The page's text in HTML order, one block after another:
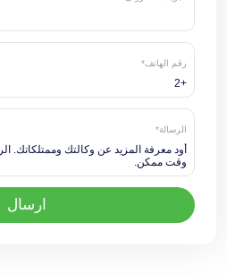
رقم الهاتف*
الرسالة*
ارسال